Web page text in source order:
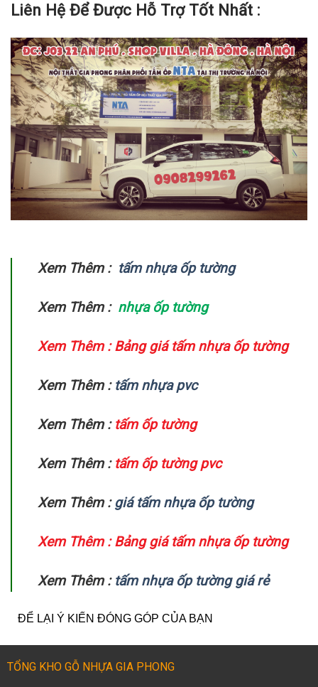
Liên Hệ Để Được Hỗ Trợ Tốt Nhất :
Xem Thêm : tấm nhựa ốp tường
Xem Thêm : nhựa ốp tường
Xem Thêm :Bảng giá tấm nhựa ốp tường
Xem Thêm : tấm nhựa pvc
Xem Thêm : tấm ốp tường
Xem Thêm : tấm ốp tường pvc
Xem Thêm : giá tấm nhựa ốp tường
Xem Thêm :Bảng giá tấm nhựa ốp tường
Xem Thêm : tấm nhựa ốp tường giá rẻ
ĐỂ LẠI Ý KIẾN ĐÓNG GÓP CỦA BẠN
TỔNG KHO GỖ NHỰA GIA PHONG